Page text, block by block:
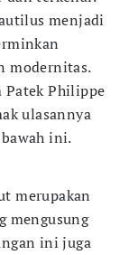
menjadi
modernitas.
Patek Philippe
ulasannya
ini.
merupakan
mengusung
ini juga